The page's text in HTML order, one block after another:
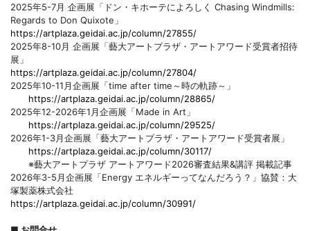
2025年5-7月 企画展「ドン・キホーテによろしく Chasing Windmills:
Regards to Don Quixote」
https://artplaza.geidai.ac.jp/column/27855/
2025年8-10月 企画展「藝大アートプラザ・アートアワード受賞者招待
展」
https://artplaza.geidai.ac.jp/column/27804/
2025年10-11月企画展「time after time～時の軌跡～」
https://artplaza.geidai.ac.jp/column/28865/
2025年12-2026年1月企画展「Made in Art」
https://artplaza.geidai.ac.jp/column/29525/
2026年1-3月企画展「藝大アートプラザ・アートアワード受賞者展」
https://artplaza.geidai.ac.jp/column/30117/
※藝大アートプラザ アートアワード2026審査結果&講評 掲載記事
2026年3-5月企画展「Energy エネルギーってなんだろう？」協賛：大
塚製薬株式会社
https://artplaza.geidai.ac.jp/column/30991/